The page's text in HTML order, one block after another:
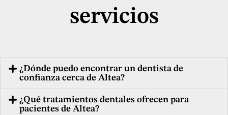
servicios
¿Dónde puedo encontrar un dentista de
confianza cerca de Altea?
¿Qué tratamientos dentales ofrecen para
pacientes de Altea?